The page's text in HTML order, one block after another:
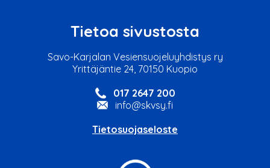
Tietoa sivustosta
Savo-Karjalan Vesiensuojeluyhdistys ry
Yrittäjäntie 24, 70150 Kuopio
017 2647 200
info@skvsy.fi
Tietosuojaseloste